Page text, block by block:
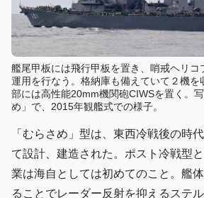
艦尾甲板には飛行甲板を置き、哨戒ヘリコ
運用を行なう。格納庫も備えていて２機を
部には高性能20mm機関砲CIWSを置く。
め」で、2015年観艦式での様子。
「むらさめ」型は、東西冷戦後の時
て設計、建造された。ポスト冷戦型
業は海自としては初めてのこと。艦
ることでレーダー反射を抑えるステ